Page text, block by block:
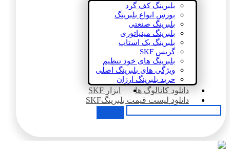
بلبرینگ کف گرد
بورس انواع بلبرینگ
بلبرینگ صنعتی
بلبرینگ مینیاتوری
بلبرینگ بک استاپ
گریس SKF
بلبرینگ های خود تنظیم
ویژگی های بلبرینگ اصلی
خرید بلبرینگ ارزان
دانلود کاتالوگ ها
ابزار SKF
دانلود لیست قیمت بلبرینگSKF